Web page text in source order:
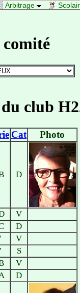
Arbitrage
club
Cat Photo
D
V
D
V
S
V
D